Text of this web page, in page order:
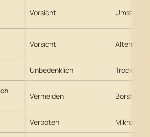
Vorsicht
Vorsicht
Unbedenklich Trocken
Vermeiden Borsten
Verboten